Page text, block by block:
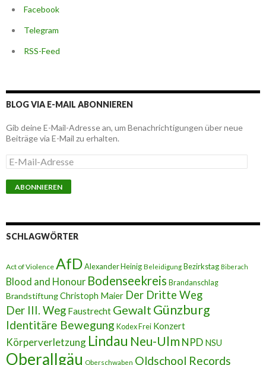
Facebook
Telegram
RSS-Feed
BLOG VIA E-MAIL ABONNIEREN
Gib deine E-Mail-Adresse an, um Benachrichtigungen über neue
Beiträge via E-Mail zu erhalten.
E
-
M
a
-
A
e
s
s
e
SCHLAGWÖRTER
Act of Violence AfDAlexander Heinig Beleidigung Bezirkstag Biberach
Blood and Honour Bodenseekreis Brandanschlag
BrandstiftungChristoph Maier Der Dritte Weg
Der III. Weg Faustrecht Gewalt Günzburg
Identitäre Bewegung Kodex Frei Konzert
Körperverletzung Lindau Neu-Ulm NPD NSU
Oberallgäu Oberschwaben Oldschool Records